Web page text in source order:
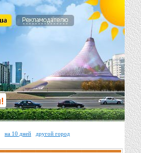
на 10 дней другой город